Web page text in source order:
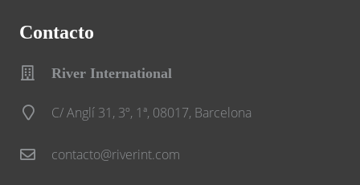
Contacto
River International
C/ Anglí 31, 3º, 1ª, 08017, Barcelona
contacto@riverint.com